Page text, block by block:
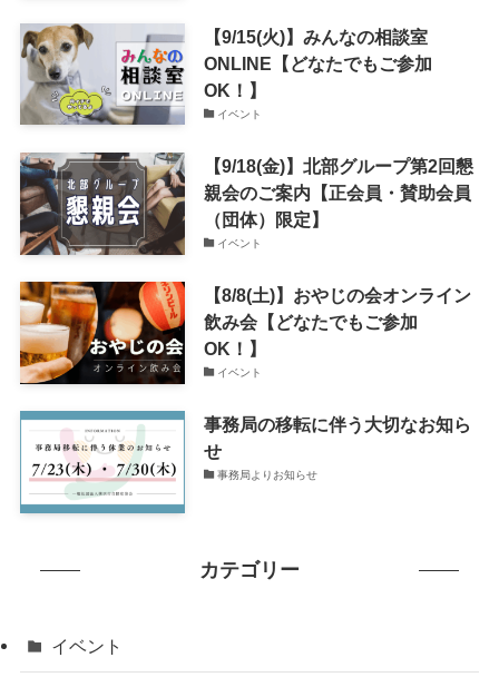
【9/15(火)】みんなの相談室
ONLINE【どなたでもご参加
OK！】
イベント
【9/18(金)】北部グループ第2回懇
親会のご案内【正会員・賛助会員
（団体）限定】
イベント
【8/8(土)】おやじの会オンライン
飲み会【どなたでもご参加
OK！】
イベント
事務局の移転に伴う大切なお知ら
せ
事務局よりお知らせ
カテゴリー
イベント